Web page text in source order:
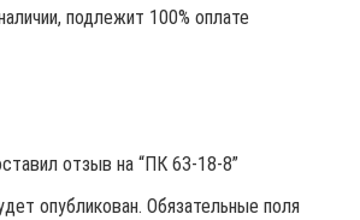
подлежит 100% оплате
отзыв на “ПК 63-18-8”
опубликован. Обязательные поля